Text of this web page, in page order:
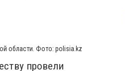
области. Фото: polisia.kz
провели